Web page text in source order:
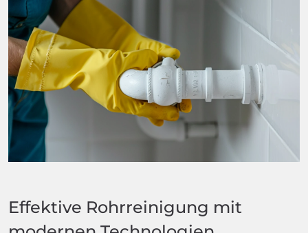
Effektive Rohrreinigung mit